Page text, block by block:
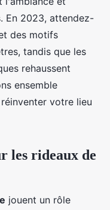
En 2023, attendez-
des motifs
tandis que les
rehaussent
ensemble
votre lieu
les rideaux de
jouent un rôle